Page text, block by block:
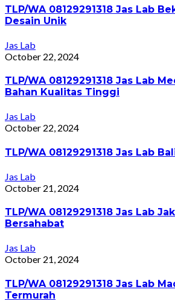
TLP/WA 08129291318 Jas Lab
Desain Unik
Jas Lab
October 22, 2024
TLP/WA 08129291318 Jas Lab
Bahan Kualitas Tinggi
Jas Lab
October 22, 2024
TLP/WA 08129291318 Jas Lab
Jas Lab
October 21, 2024
TLP/WA 08129291318 Jas Lab
Bersahabat
Jas Lab
October 21, 2024
TLP/WA 08129291318 Jas Lab
Termurah